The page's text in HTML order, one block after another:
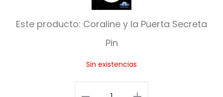
r
a
l
i
Este producto: Coraline y la Puerta Secreta
Pin
Sin existencias
Coraline